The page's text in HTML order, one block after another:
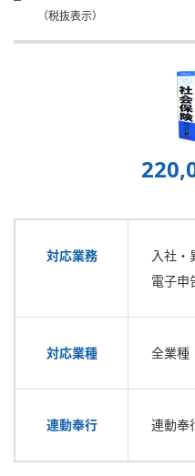
（税抜表示）
対応業務
入社・
電子申
対応業種 全業種
連動奉行 連動奉